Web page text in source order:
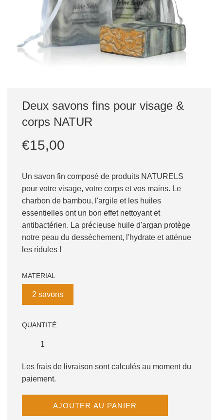
Deux savons fins pour visage &
corps NATUR
Prix
Prix
régulier
€15,00
Un savon fin composé de produits NATURELS
pour votre visage, votre corps et vos mains. Le
charbon de bambou, l'argile et les huiles
essentielles ont un bon effet nettoyant et
antibactérien. La précieuse huile d'argan protège
notre peau du dessèchement, l'hydrate et atténue
les ridules !
MATERIAL
2 savons
QUANTITÉ
Les frais de livraison sont calculés au moment du
paiement.
C
H
AJOUTER AU PANIER